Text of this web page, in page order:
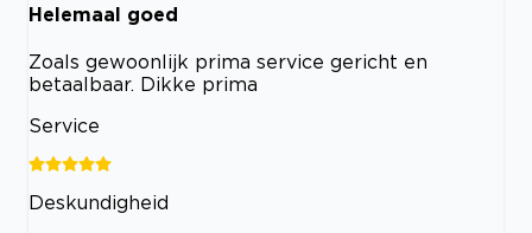
Helemaal goed
Zoals gewoonlijk prima service gericht en
betaalbaar. Dikke prima
Service
Deskundigheid